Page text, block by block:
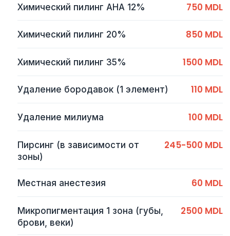
Химический пилинг AHA 12% 750 MDL
Химический пилинг 20% 850 MDL
Химический пилинг 35% 1500 MDL
Удаление бородавок (1 элемент) 110 MDL
Удаление милиума 100 MDL
Пирсинг (в зависимости от
зоны)
245-500 MDL
Местная анестезия 60 MDL
Микропигментация 1 зона (губы,
брови, веки)
2500 MDL